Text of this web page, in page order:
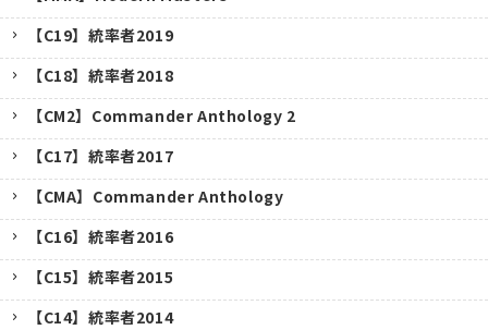
【C19】統率者2019
【C18】統率者2018
【CM2】Commander Anthology 2
【C17】統率者2017
【CMA】Commander Anthology
【C16】統率者2016
【C15】統率者2015
【C14】統率者2014